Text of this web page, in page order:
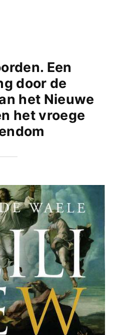
Een
door de
het Nieuwe
het vroege